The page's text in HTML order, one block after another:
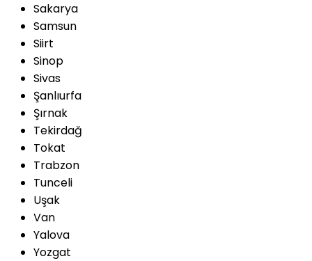
Sakarya
Samsun
Siirt
Sinop
Sivas
Şanlıurfa
Şırnak
Tekirdağ
Tokat
Trabzon
Tunceli
Uşak
Van
Yalova
Yozgat